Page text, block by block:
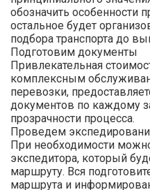
обозначить особенности
остальное будет
подбора транспорта до
Подготовим документы
Привлекательная
комплексным
перевозки,
документов по каждому
прозрачности процесса.
Проведем
При необходимости
экспедитора, который
маршруту. Вся
маршрута и